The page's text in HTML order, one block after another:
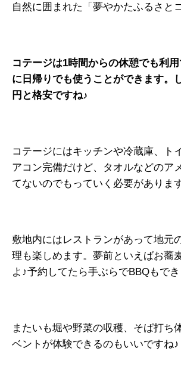
自然に囲まれた「夢やかたふるさと
コテージは1時間からの休憩でも利
に日帰りでも使うことができます。
円と格安ですね♪
コテージにはキッチンや冷蔵庫、ト
アコン完備だけど、タオルなどのア
てないのでもっていく必要があります
敷地内にはレストランがあって地元
理も楽しめます。夢前といえばお蕎
よ♪予約してたら手ぶらでBBQもでき
またいも堀や野菜の収穫、そば打ち
ベントが体験できるのもいいですね♪